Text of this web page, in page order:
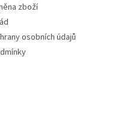
zboží
osobních údajů